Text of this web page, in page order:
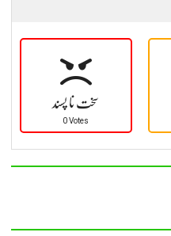
سخت نا پسند
0 Votes